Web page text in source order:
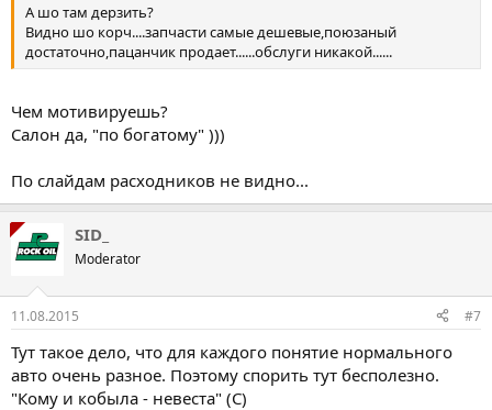
А шо там дерзить?
Видно шо корч....запчасти самые дешевые,поюзаный
достаточно,пацанчик продает......обслуги никакой......
Чем мотивируешь?
Салон да, "по богатому" )))
По слайдам расходников не видно...
SID_
Moderator
11.08.2015 #7
Тут такое дело, что для каждого понятие нормального
авто очень разное. Поэтому спорить тут бесполезно.
"Кому и кобыла - невеста" (С)